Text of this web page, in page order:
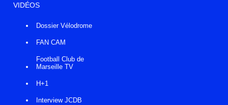
VIDÉOS
Dossier Vélodrome
FAN CAM
Football Club de
Marseille TV
H+1
Interview JCDB